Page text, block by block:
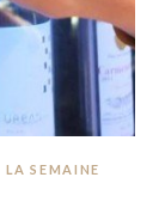
SEMAINE